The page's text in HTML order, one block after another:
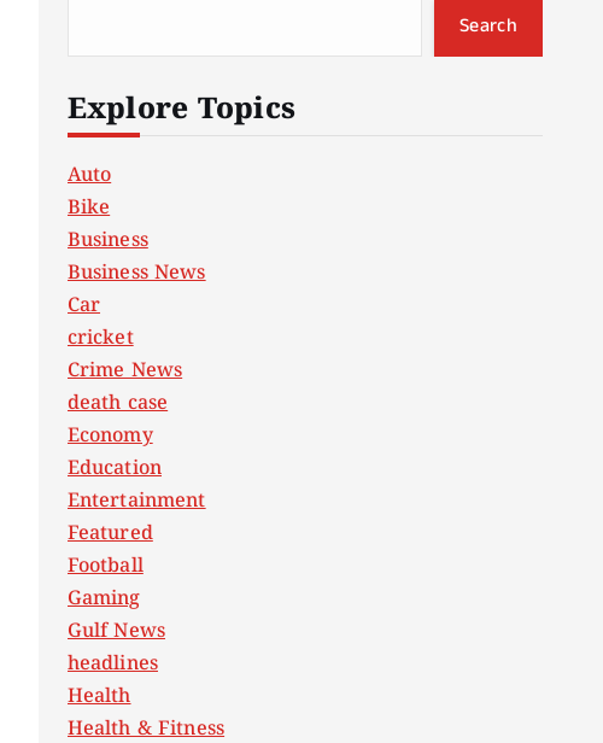
Search
Explore Topics
Auto
Bike
Business
Business News
Car
cricket
Crime News
death case
Economy
Education
Entertainment
Featured
Football
Gaming
Gulf News
headlines
Health
Health & Fitness